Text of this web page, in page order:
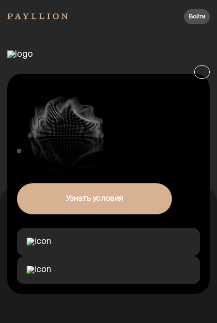
Войти
Узнать условия